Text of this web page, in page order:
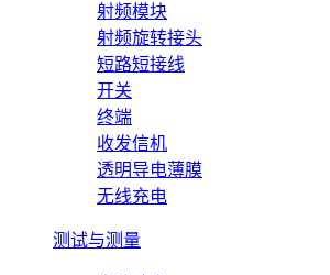
射频模块
射频旋转接头
短路短接线
开关
终端
收发信机
透明导电薄膜
无线充电
测试与测量